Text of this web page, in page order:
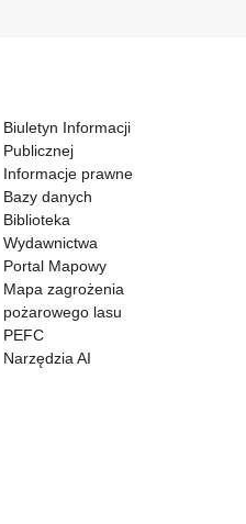
Biuletyn Informacji
Publicznej
Informacje prawne
Bazy danych
Biblioteka
Wydawnictwa
Portal Mapowy
Mapa zagrożenia
pożarowego lasu
PEFC
Narzędzia AI